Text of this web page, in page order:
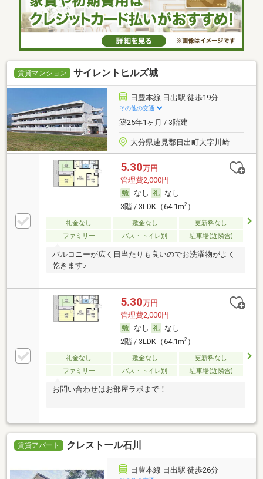
賃貸マンション サイレントヒルズ城
日豊本線 日出駅 徒歩19分
その他の交通
築25年1ヶ月 / 3階建
大分県速見郡日出町大字川崎
5.30万円
管理費2,000円
なし
なし
3階 / 3LDK（64.1m2）
礼金なし 敷金なし
更新料なし
ファミリー
バス・トイレ別 駐車場(近隣含)
バルコニーが広く日当たりも良いのでお洗濯物がよく
乾きます♪
5.30万円
管理費2,000円
なし
なし
2階 / 3LDK（64.1m2）
礼金なし 敷金なし
更新料なし
ファミリー
バス・トイレ別 駐車場(近隣含)
お問い合わせはお部屋ラボまで！
賃貸アパート クレストール石川
日豊本線 日出駅 徒歩26分